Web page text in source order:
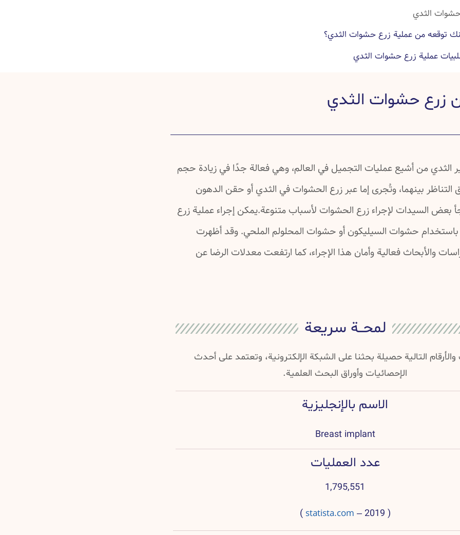
الثدي
توقعه من عملية زرع حشوات الثدي؟
عملية زرع حشوات الثدي
زرع حشوات الثدي وبعدها
عن زرع حشوات الثدي
زرع حشوات الثدي
الثدي من أشيع عمليات التجميل في العالم، وهي فعالة جدًا في زيادة حجم
التناظر بينهما، وتُجرى إما عبر زرع الحشوات في الثدي أو حقن الدهون
بعض السيدات لإجراء زرع الحشوات لأسباب متنوعة.يمكن إجراء عملية زرع
حشوات السيليكون أو حشوات المحلولم الملحي. وقد أظهرت
والأبحاث فعالية وأمان هذا الإجراء، كما ارتفعت معدلات الرضا عن
لمحــة سريعة
والأرقام التالية حصيلة بحثنا على الشبكة الإلكترونية، وتعتمد على أحدث
الإحصائيات وأوراق البحث العلمية.
الاسم بالإنجليزية
Breast implant
عدد العمليات
1,795,551
( 2019 –
statista.com
)